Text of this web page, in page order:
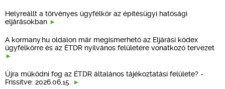
Helyreállt a törvényes ügyfélkör az építésügyi hatósági
eljárásokban
A kormany.hu oldalon már megismerhető az Eljárási kódex
ügyfélkörre és az ÉTDR nyilvános felületére vonatkozó tervezet
Újra működni fog az ÉTDR általános tájékoztatási felülete? -
Frissítve: 2026.06.15.